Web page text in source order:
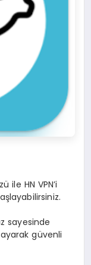
ile HN VPN’i
sayesinde
güvenli